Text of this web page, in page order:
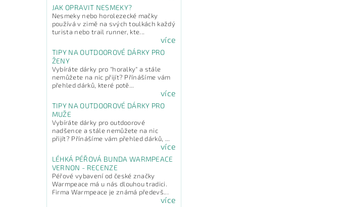
JAK OPRAVIT NESMEKY?
Nesmeky nebo horolezecké mačky
používá v zimě na svých toulkách každý
turista nebo trail runner, kte...
více
TIPY NA OUTDOOROVÉ DÁRKY PRO
ŽENY
Vybíráte dárky pro "horalky" a stále
nemůžete na nic přijít? Přínášíme vám
přehled dárků, které potě...
více
TIPY NA OUTDOOROVÉ DÁRKY PRO
MUŽE
Vybíráte dárky pro outdoorové
nadšence a stále nemůžete na nic
přijít? Přínášíme vám přehled dárků, ...
více
LÉHKÁ PÉŘOVÁ BUNDA WARMPEACE
VERNON - RECENZE
Péřové vybavení od české značky
Warmpeace má u nás dlouhou tradici.
Firma Warmpeace je známá předevš...
více